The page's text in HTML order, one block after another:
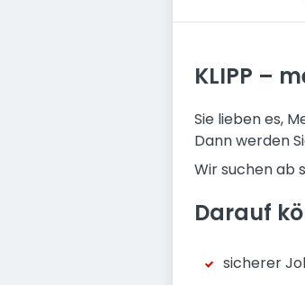
KLIPP –
Sie lieben es,
Dann werden
Wir suchen ab
Darauf
sicherer